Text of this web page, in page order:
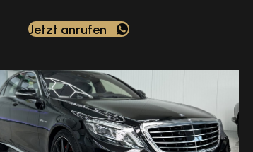
Jetzt anrufen